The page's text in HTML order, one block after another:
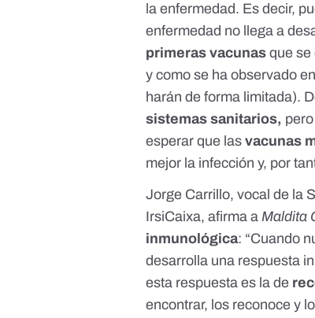
la enfermedad. Es decir,
enfermedad no llega a
primeras vacunasque se
y como se ha observado
harán de forma limitada).
sistemas sanitarios,
esperar que lasvacunas
mejor la infección y, por
Jorge Carrillo, vocal de la
IrsiCaixa, afirma aMaldita
inmunológica: “Cuando
desarrolla una respuesta
esta respuesta es la de
encontrar, los reconoce y